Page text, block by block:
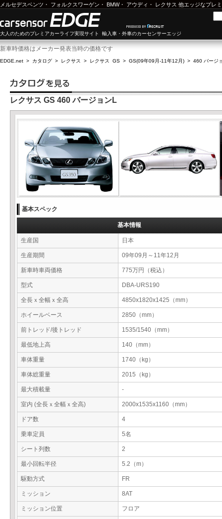
メルセデスベンツ ・ フォルクスワーゲン ・ BMW・ アウディ ・ レクサス 他エッジなプレ
大人のためのプレミアカーライフ実現サイト 輸入車・外車のカーセンサーエッジ
新車時価格はメーカー発表当時の価格です
EDGE.net > カタログ > レクサス > レクサス GS > GS(09年09月-11年12月) > 460 バージ
レクサス GS 460 バージョンL
基本スペック
基本情報
生産国 日本
生産期間 09年09月～11年12月
新車時車両価格 775万円（税込）
型式 DBA-URS190
全長ｘ全幅ｘ全高 4850x1820x1425（mm）
ホイールベース 2850（mm）
前トレッド/後トレッド 1535/1540（mm）
最低地上高 140（mm）
車体重量 1740（kg）
車体総重量 2015（kg）
最大積載量 -
室内 (全長ｘ全幅ｘ全高) 2000x1535x1160（mm）
ドア数 4
乗車定員 5名
シート列数 2
最小回転半径 5.2（m）
駆動方式 FR
ミッション 8AT
ミッション位置 フロア